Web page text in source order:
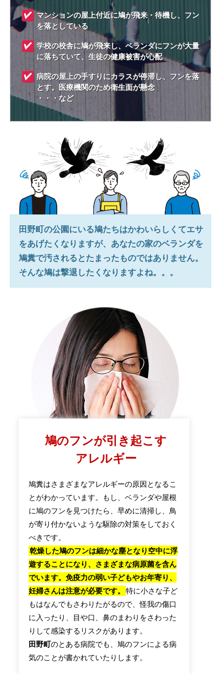
マンションの屋上付近に鳩が飛来・待機し、フン
を落としている
学校の校舎に鳩が飛来し、ベランダにフンが大量
に落ちていて、生徒の健康被害が心配
病院の屋上の手すりにカラスが停滞し、フンを落
とす。医療機関のため衛生面が懸念
・・・など
田野町の公園にいる鳩たちはかわいらしくてエサ
をあげたくなりますが、あなたの家のベランダを
鳩糞で汚されるとたまったものではありません。
そんな鳩は撃退したくなりますよね。。。
鳩のフンが引き起こす
アレルギー
鳩糞はさまざまなアレルギーの原因となるこ
とがわかっています。もし、ベランダや屋根
に鳩のフンを見つけたら、早めに清掃し、鳥
が寄り付かないような駆除の対策をしておく
べきです。
乾燥した鳩のフンは細かな塵となり空中に浮
遊することになり、さまざまな病原菌を含ん
でいます。免疫力の弱い子どもやお年寄り、
妊婦さんは注意が必要です。
特に小さな子ど
もはなんでもさわりたがるので、怪我の傷口
に入ったり、目や口、鼻のまわりをさわった
りして感染するリスクがあります。
田野町のとある病院でも、鳩のフンによる病
気のことが書かれていたりします。